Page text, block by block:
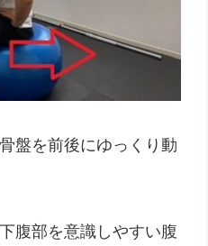
盤を前後にゆっくり動
腹部を意識しやすい腹